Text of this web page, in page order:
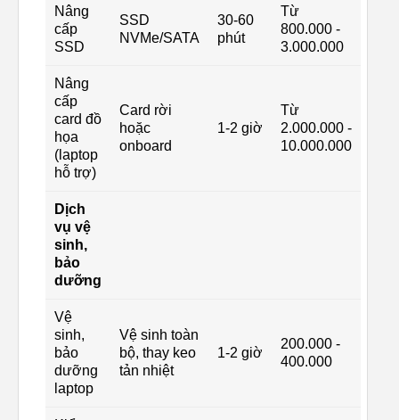
Nâng
cấp
SSD
SSD
NVMe/SATA
30-60
phút
Từ
800.000 -
3.000.000
Nâng
cấp
card đồ
họa
(laptop
hỗ trợ)
Card rời
hoặc
onboard
1-2 giờ
Từ
2.000.000 -
10.000.000
Dịch
vụ vệ
sinh,
bảo
dưỡng
Vệ
sinh,
bảo
dưỡng
laptop
Vệ sinh toàn
bộ, thay keo
tản nhiệt
1-2 giờ
200.000 -
400.000